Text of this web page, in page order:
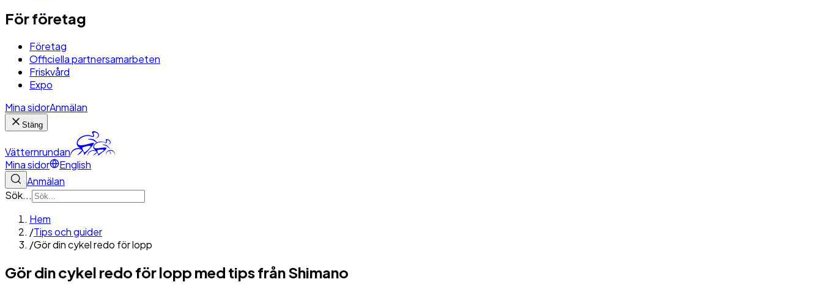
För företag
Företag
Officiella partnersamarbeten
Friskvård
Expo
Mina sidorAnmälan
Stäng
Vätternrundan
Mina sidor
English
Anmälan
Sök...
Hem
/Tips och guider
/Gör din cykel redo för lopp
Gör din cykel redo för lopp med tips från Shimano